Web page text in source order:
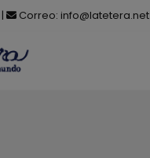
| Correo: info@latetera.net